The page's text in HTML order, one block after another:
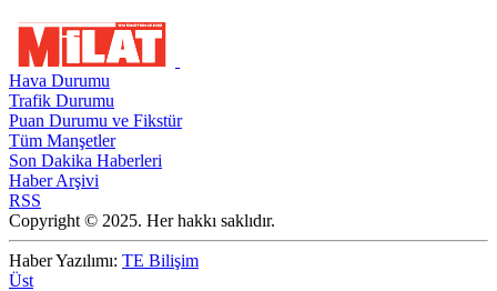
Hava Durumu
Trafik Durumu
Puan Durumu ve Fikstür
Tüm Manşetler
Son Dakika Haberleri
Haber Arşivi
RSS
Copyright © 2025. Her hakkı saklıdır.
Haber Yazılımı: TE Bilişim
Üst